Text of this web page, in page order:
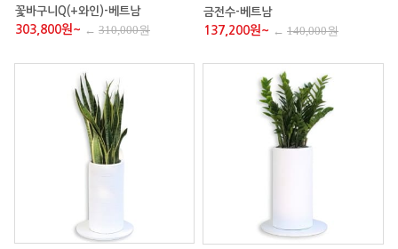
꽃바구니Q(+와인)-베트남
303,800원~ ← 310,000원
금전수-베트남
137,200원~ ← 140,000원